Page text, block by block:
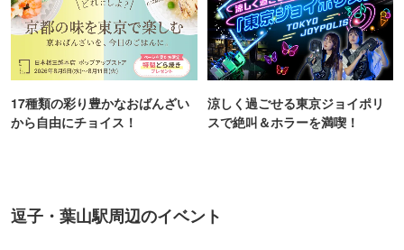
17種類の彩り豊かなおばんざい
から自由にチョイス！
涼しく過ごせる東京ジョイポリ
スで絶叫＆ホラーを満喫！
逗子・葉山駅周辺のイベント